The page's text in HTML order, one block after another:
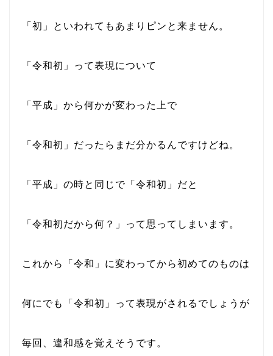
「初」といわれてもあまりピンと来ません。
「令和初」って表現について
「平成」から何かが変わった上で
「令和初」だったらまだ分かるんですけどね。
「平成」の時と同じで「令和初」だと
「令和初だから何？」って思ってしまいます。
これから「令和」に変わってから初めてのものは
何にでも「令和初」って表現がされるでしょうが
毎回、違和感を覚えそうです。